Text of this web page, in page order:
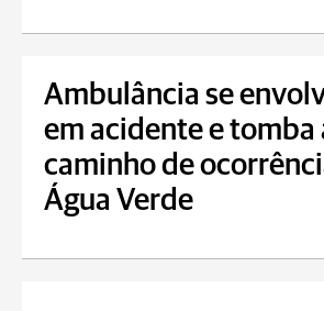
Ambulância se
em acidente e tomba
caminho de
Água Verde